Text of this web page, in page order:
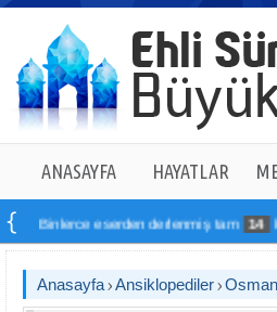
ANASAYFA HAYATLAR
eserden derlenmiş tam 14 kitaptan
Anasayfa Ansiklopediler